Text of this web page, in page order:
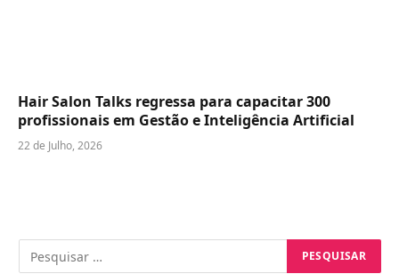
Hair Salon Talks regressa para capacitar 300
profissionais em Gestão e Inteligência Artificial
22 de Julho, 2026